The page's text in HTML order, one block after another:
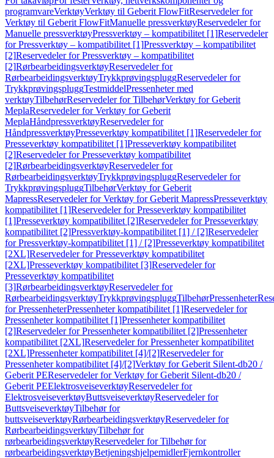
programvareVerktøyVerktøy til Geberit FlowFitReservedeler for
Verktøy til Geberit FlowFitManuelle pressverktøyReservedeler for
Manuelle pressverktøyPressverktøy – kompatibilitet [1]Reservedeler
for Pressverktøy – kompatibilitet [1]Pressverktøy – kompatibilitet
[2]Reservedeler for Pressverktøy – kompatibilitet
[2]RørbearbeidingsverktøyReservedeler for
RørbearbeidingsverktøyTrykkprøvingspluggReservedeler for
TrykkprøvingspluggTestmiddelPressenheter med
verktøyTilbehørReservedeler for TilbehørVerktøy for Geberit
MeplaReservedeler for Verktøy for Geberit
MeplaHåndpressverktøyReservedeler for
HåndpressverktøyPresseverktøy kompatibilitet [1]Reservedeler for
Presseverktøy kompatibilitet [1]Presseverktøy kompatibilitet
[2]Reservedeler for Presseverktøy kompatibilitet
[2]RørbearbeidingsverktøyReservedeler for
RørbearbeidingsverktøyTrykkprøvingspluggReservedeler for
TrykkprøvingspluggTilbehørVerktøy for Geberit
MapressReservedeler for Verktøy for Geberit MapressPresseverktøy
kompatibilitet [1]Reservedeler for Presseverktøy kompatibilitet
[1]Presseverktøy kompatibilitet [2]Reservedeler for Presseverktøy
kompatibilitet [2]Pressverktøy-kompatibilitet [1] / [2]Reservedeler
for Pressverktøy-kompatibilitet [1] / [2]Presseverktøy kompatibilitet
[2XL]Reservedeler for Presseverktøy kompatibilitet
[2XL]Presseverktøy kompatibilitet [3]Reservedeler for
Presseverktøy kompatibilitet
[3]RørbearbeidingsverktøyReservedeler for
RørbearbeidingsverktøyTrykkprøvingspluggTilbehørPressenheter
for PressenheterPressenheter kompatibilitet [1]Reservedeler for
Pressenheter kompatibilitet [1]Pressenheter kompatibilitet
[2]Reservedeler for Pressenheter kompatibilitet [2]Pressenheter
kompatibilitet [2XL]Reservedeler for Pressenheter kompatibilitet
[2XL]Pressenheter kompatibilitet [4]/[2]Reservedeler for
Pressenheter kompatibilitet [4]/[2]Verktøy for Geberit Silent-db20 /
Geberit PEReservedeler for Verktøy for Geberit Silent-db20 /
Geberit PEElektrosveiseverktøyReservedeler for
ElektrosveiseverktøyButtsveiseverktøyReservedeler for
ButtsveiseverktøyTilbehør for
buttsveiseverktøyRørbearbeidingsverktøyReservedeler for
RørbearbeidingsverktøyTilbehør for
rørbearbeidingsverktøyReservedeler for Tilbehør for
rørbearbeidingsverktøyBetjeningshjelpemidlerFjernkontroller